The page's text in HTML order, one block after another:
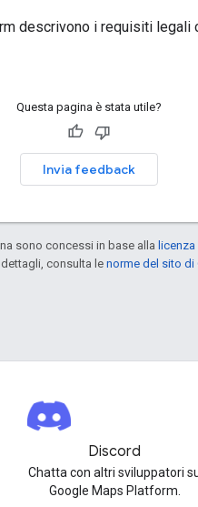
descrivono i requisiti
Questa pagina è stata utile?
Invia feedback
sono concessi in base alla
dettagli, consulta le norme del sito di
Discord
Chatta con altri sviluppatori
Google Maps Platform.